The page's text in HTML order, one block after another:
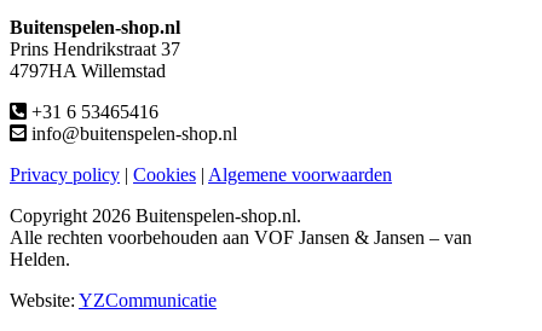
Buitenspelen-shop.nl
Prins Hendrikstraat 37
4797HA Willemstad
+31 6 53465416
info@buitenspelen-shop.nl
Privacy policy | Cookies | Algemene voorwaarden
Copyright 2026 Buitenspelen-shop.nl.
Alle rechten voorbehouden aan VOF Jansen & Jansen – van
Helden.
Website: YZCommunicatie